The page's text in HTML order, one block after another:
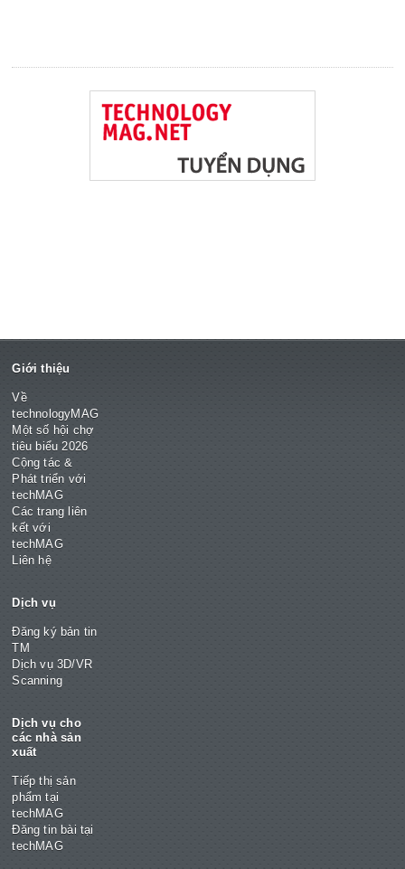
Giới thiệu
Về
technologyMAG
Một số hội chợ
tiêu biểu 2026
Cộng tác &
Phát triển với
techMAG
Các trang liên
kết với
techMAG
Liên hệ
Dịch vụ
Đăng ký bản tin
TM
Dịch vụ 3D/VR
Scanning
Dịch vụ cho
các nhà sản
xuất
Tiếp thị sản
phẩm tại
techMAG
Đăng tin bài tại
techMAG